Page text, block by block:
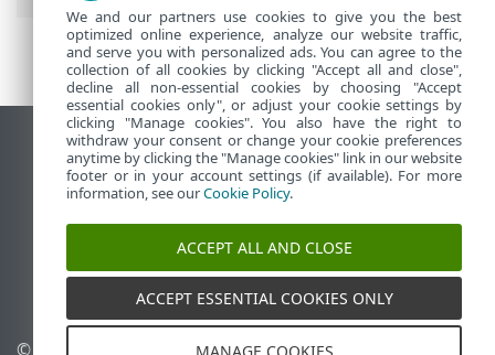
Afficher le site des postes de travail
End of Life
Base de connaissances ESET
Forum ESET
ESET Status Portal
Support régional
© 1992 - 2026 ESET, spol. s
We and our partners use cookies to give you the best
optimized online experience, analyze our website traffic,
and serve you with personalized ads. You can agree to the
collection of all cookies by clicking "Accept all and close",
decline all non-essential cookies by choosing "Accept
essential cookies only", or adjust your cookie settings by
clicking "Manage cookies". You also have the right to
withdraw your consent or change your cookie preferences
anytime by clicking the "Manage cookies" link in our website
footer or in your account settings (if available). For more
information, see ourCookie Policy.
ACCEPT ALL AND CLOSE
ACCEPT ESSENTIAL COOKIES ONLY